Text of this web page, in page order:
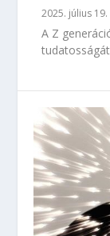
2025. július 19.
A Z